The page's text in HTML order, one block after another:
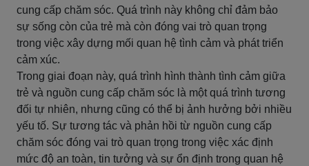
cung cấp chăm sóc. Quá trình này không chỉ đảm bảo
sự sống còn của trẻ mà còn đóng vai trò quan trọng
trong việc xây dựng mối quan hệ tình cảm và phát triển
cảm xúc.
Trong giai đoạn này, quá trình hình thành tình cảm giữa
trẻ và nguồn cung cấp chăm sóc là một quá trình tương
đối tự nhiên, nhưng cũng có thể bị ảnh hưởng bởi nhiều
yếu tố. Sự tương tác và phản hồi từ nguồn cung cấp
chăm sóc đóng vai trò quan trọng trong việc xác định
mức độ an toàn, tin tưởng và sự ổn định trong quan hệ